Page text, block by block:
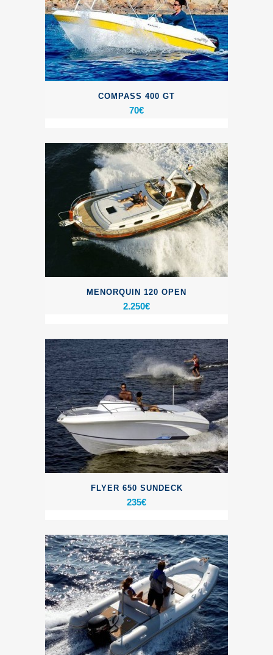
COMPASS 400 GT
70€
MENORQUIN 120 OPEN
2.250€
FLYER 650 SUNDECK
235€